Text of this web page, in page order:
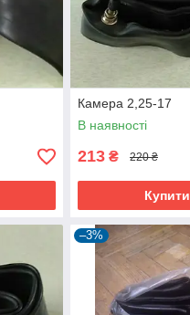
Камера 2,25-17
В наявності
213 ₴ 220 ₴
Купити
–3%